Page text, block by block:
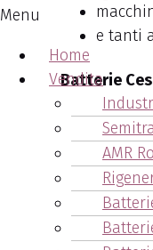
Menu
Home
Vendita
AMR
e tanti
Batterie
Chiama ora!!
051.6271878
Le